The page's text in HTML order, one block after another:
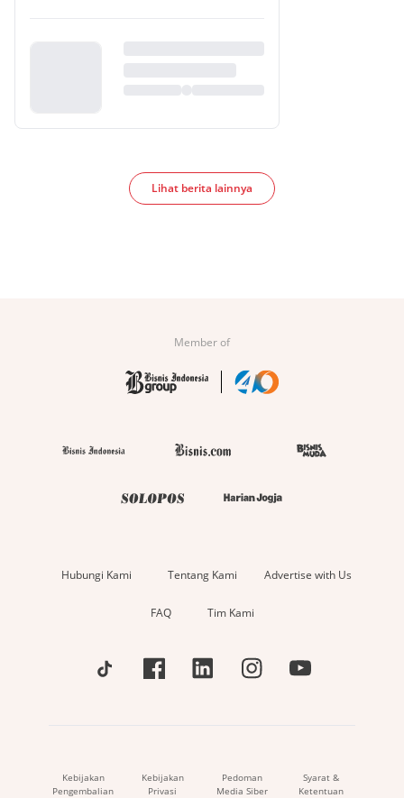
Lihat berita lainnya
Member of
Hubungi Kami Tentang Kami Advertise with Us
FAQ Tim Kami
Kebijakan
Pengembalian
Kebijakan
Privasi
Pedoman
Media Siber
Syarat &
Ketentuan